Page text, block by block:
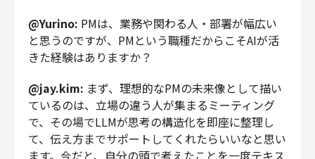
@Yurino: PMは、業務や関わる人・部署が幅広い
と思うのですが、PMという職種だからこそAIが活
きた経験はありますか？
@jay.kim: まず、理想的なPMの未来像として描い
ているのは、立場の違う人が集まるミーティング
で、その場でLLMが思考の構造化を即座に整理し
て、伝え方までサポートしてくれたらいいなと思い